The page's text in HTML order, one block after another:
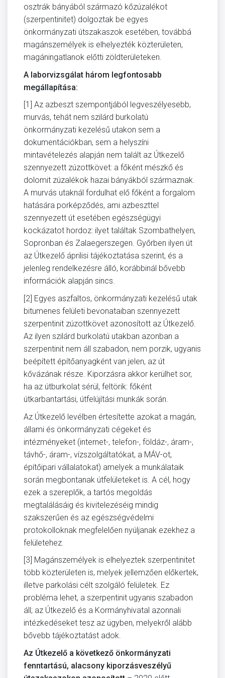
osztrák bányából származó kőzúzalékot
(szerpentinitet) dolgoztak be egyes
önkormányzati útszakaszok esetében, továbbá
magánszemélyek is elhelyezték közterületen,
magáningatlanok előtti zöldterületeken.
A laborvizsgálat három legfontosabb
megállapítása:
[1] Az azbeszt szempontjából legveszélyesebb,
murvás, tehát nem szilárd burkolatú
önkormányzati kezelésű utakon sem a
dokumentációkban, sem a helyszíni
mintavételezés alapján nem talált az Útkezelő
szennyezett zúzottkövet: a főként mészkő és
dolomit zúzalékok hazai bányákból származnak.
A murvás utaknál fordulhat elő főként a forgalom
hatására porképződés, ami azbeszttel
szennyezett út esetében egészségügyi
kockázatot hordoz: ilyet találtak Szombathelyen,
Sopronban és Zalaegerszegen. Győrben ilyen út
az Útkezelő áprilisi tájékoztatása szerint, és a
jelenleg rendelkezésre álló, korábbinál bővebb
információk alapján sincs.
[2] Egyes aszfaltos, önkormányzati kezelésű utak
bitumenes felületi bevonataiban szennyezett
szerpentinit zúzottkövet azonosított az Útkezelő.
Az ilyen szilárd burkolatú utakban azonban a
szerpentinit nem áll szabadon, nem porzik, ugyanis
beépített építőanyagként van jelen, az út
kővázának része. Kiporzásra akkor kerülhet sor,
ha az útburkolat sérül, feltörik: főként
útkarbantartási, útfelújítási munkák során.
Az Útkezelő levélben értesítette azokat a magán,
állami és önkormányzati cégeket és
intézményeket (internet-, telefon-, földáz-, áram-,
távhő-, áram-, vízszolgáltatókat, a MÁV-ot,
építőipari vállalatokat) amelyek a munkálataik
során megbontanak útfelületeket is. A cél, hogy
ezek a szereplők, a tartós megoldás
megtalálásáig és kivitelezéséig mindig
szakszerűen és az egészségvédelmi
protokolloknak megfelelően nyúljanak ezekhez a
felületehez.
[3] Magánszemélyek is elhelyeztek szerpentinitet
több közterületen is, melyek jellemzően előkertek,
illetve parkolási célt szolgáló felületek. Ez
probléma lehet, a szerpentinit ugyanis szabadon
áll; az Útkezelő és a Kormányhivatal azonnali
intézkedéseket tesz az ügyben, melyekről alább
bővebb tájékoztatást adok.
Az Útkezelő a következő önkormányzati
fenntartású, alacsony kiporzásveszélyű